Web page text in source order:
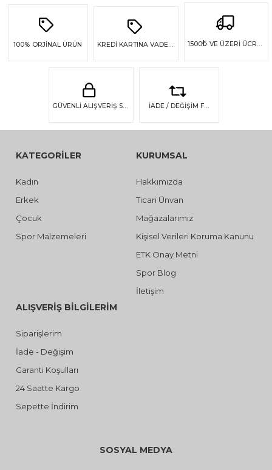
100% ORJİNAL ÜRÜN 1500₺ VE ÜZERİ ÜCRETSİZ KARGO
GÜVENLİ ALIŞVERİŞ SSL GÜVENLİĞİ İADE / DEĞİŞİM FIRSATI
KATEGORİLER
Kadın
Erkek
Çocuk
Spor Malzemeleri
KURUMSAL
Hakkımızda
Ticari Ünvan
Mağazalarımız
Kişisel Verileri Koruma Kanunu
ETK Onay Metni
Spor Blog
İletişim
ALIŞVERİŞ BİLGİLERİM
Siparişlerim
İade - Değişim
Garanti Koşulları
24 Saatte Kargo
Sepette İndirim
SOSYAL MEDYA